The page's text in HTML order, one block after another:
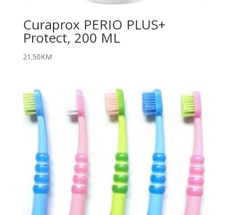
Curaprox PERIO PLUS+
Protect, 200 ML
21.50KM